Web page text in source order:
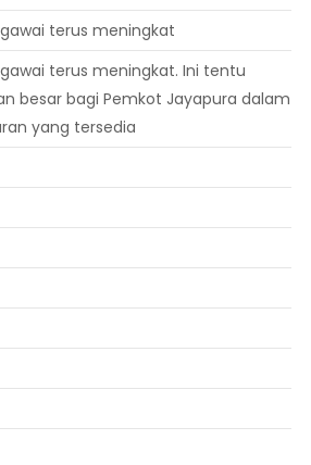
terus meningkat
terus meningkat. Ini tentu
besar bagi Pemkot Jayapura dalam
yang tersedia